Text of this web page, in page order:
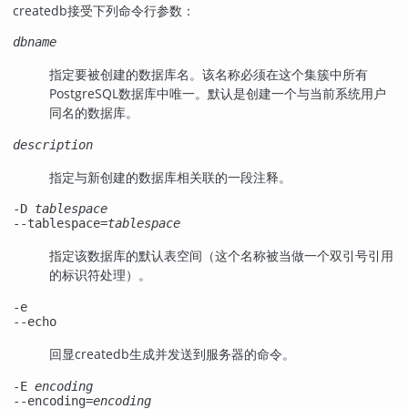
createdb接受下列命令行参数：
dbname
指定要被创建的数据库名。该名称必须在这个集簇中所有
PostgreSQL数据库中唯一。默认是创建一个与当前系统用户
同名的数据库。
description
指定与新创建的数据库相关联的一段注释。
-D tablespace
--tablespace=tablespace
指定该数据库的默认表空间（这个名称被当做一个双引号引用
的标识符处理）。
-e
--echo
回显createdb生成并发送到服务器的命令。
-E encoding
--encoding=encoding